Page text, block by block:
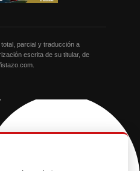
parcial y traducción a
escrita de su titular, de